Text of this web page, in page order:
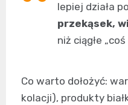
lepiej działa
przekąsek,
niż ciągłe
Co warto dołożyć:
kolacji), produkty